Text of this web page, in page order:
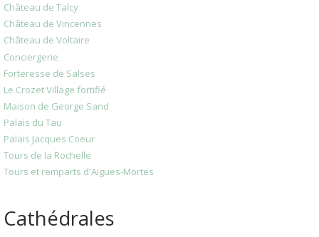
Château de Talcy
Château de Vincennes
Château de Voltaire
Conciergerie
Forteresse de Salses
Le Crozet Village fortifié
Maison de George Sand
Palais du Tau
Palais Jacques Coeur
Tours de la Rochelle
Tours et remparts d'Aigues-Mortes
Cathédrales